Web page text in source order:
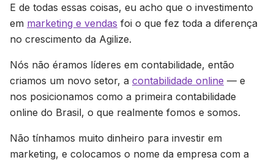
E de todas essas coisas, eu acho que o investimento
em marketing e vendas foi o que fez toda a diferença
no crescimento da Agilize.
Nós não éramos líderes em contabilidade, então
criamos um novo setor, a contabilidade online — e
nos posicionamos como a primeira contabilidade
online do Brasil, o que realmente fomos e somos.
Não tínhamos muito dinheiro para investir em
marketing, e colocamos o nome da empresa com a